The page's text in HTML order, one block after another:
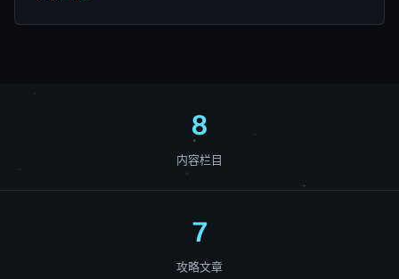
8
内容栏目
7
攻略文章